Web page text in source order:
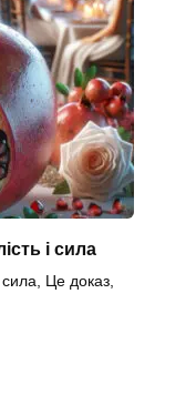
і сила
сила, Це доказ,